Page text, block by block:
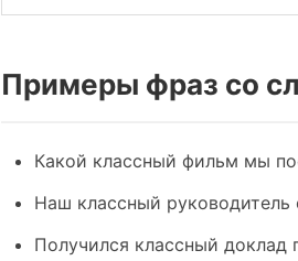
Примеры фраз со
Какой классный фильм мы
Наш классный руководитель
Получился классный доклад